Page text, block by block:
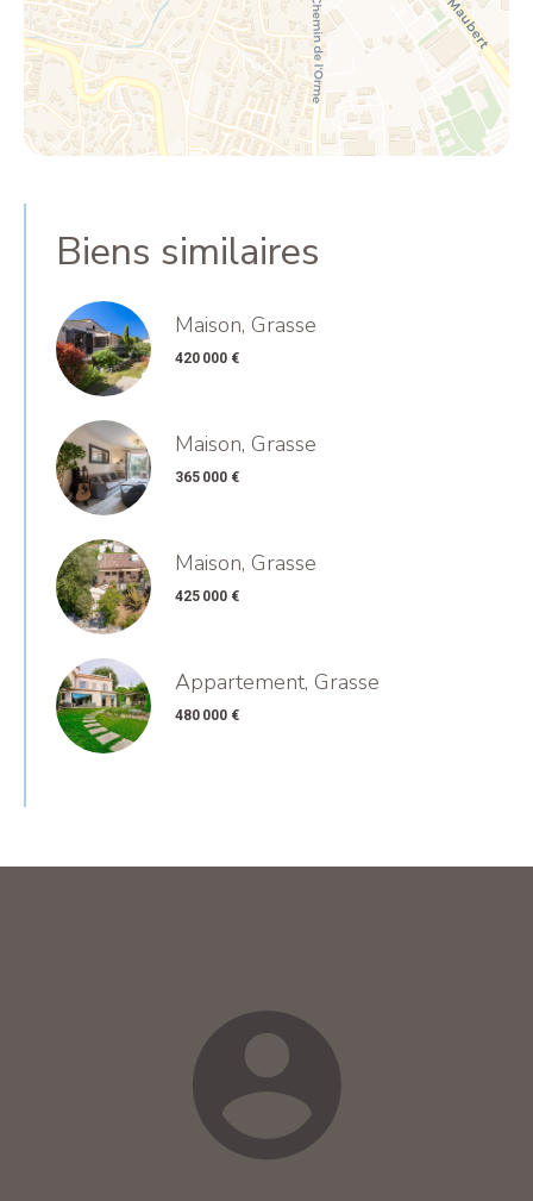
Biens similaires
Maison, Grasse
420 000 €
Maison, Grasse
365 000 €
Maison, Grasse
425 000 €
Appartement, Grasse
480 000 €